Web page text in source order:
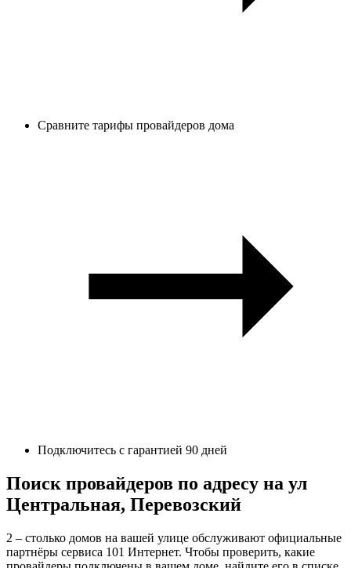
Сравните тарифы провайдеров дома
Подключитесь с гарантией 90 дней
Поиск провайдеров по адресу на ул
Центральная, Перевозский
2 – столько домов на вашей улице обслуживают официальные
партнёры сервиса 101 Интернет. Чтобы проверить, какие